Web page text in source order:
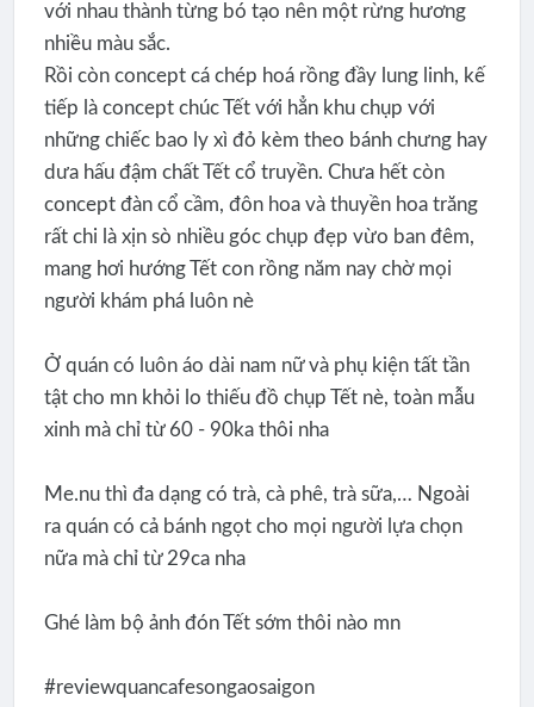
với nhau thành từng bó tạo nên một rừng hương
nhiều màu sắc.
Rồi còn concept cá chép hoá rồng đầy lung linh, kế
tiếp là concept chúc Tết với hẳn khu chụp với
những chiếc bao ly xì đỏ kèm theo bánh chưng hay
dưa hấu đậm chất Tết cổ truyền. Chưa hết còn
concept đàn cổ cầm, đôn hoa và thuyền hoa trăng
rất chi là xịn sò nhiều góc chụp đẹp vừo ban đêm,
mang hơi hướng Tết con rồng năm nay chờ mọi
người khám phá luôn nè
Ở quán có luôn áo dài nam nữ và phụ kiện tất tần
tật cho mn khỏi lo thiếu đồ chụp Tết nè, toàn mẫu
xinh mà chỉ từ 60 - 90ka thôi nha
Me.nu thì đa dạng có trà, cà phê, trà sữa,… Ngoài
ra quán có cả bánh ngọt cho mọi người lựa chọn
nữa mà chỉ từ 29ca nha
Ghé làm bộ ảnh đón Tết sớm thôi nào mn
#reviewquancafesongaosaigon